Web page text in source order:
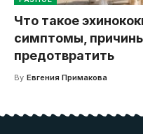
Что такое
симптомы,
предотвратить
By Евгения Примакова